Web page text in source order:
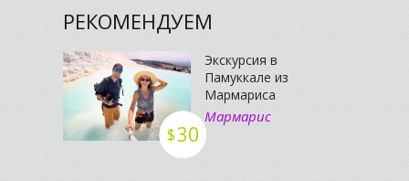
РЕКОМЕНДУЕМ
$30
Экскурсия в
Памуккале из
Мармариса
Мармарис